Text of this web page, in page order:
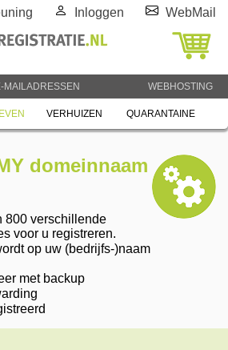
Inloggen WebMail
MAILADRESSEN WEBHOSTING
VERHUIZEN QUARANTAINE
domeinnaam
800 verschillende
voor u registreren.
op uw (bedrijfs-)naam
met backup